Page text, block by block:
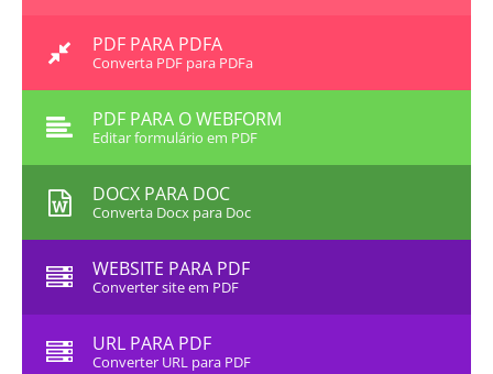
PDF PARA PDFA
Converta PDF para PDFa
PDF PARA O WEBFORM
Editar formulário em PDF
DOCX PARA DOC
Converta Docx para Doc
WEBSITE PARA PDF
Converter site em PDF
URL PARA PDF
Converter URL para PDF